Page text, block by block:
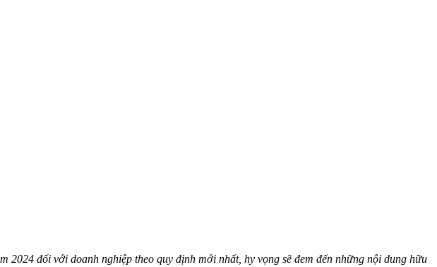
đối với doanh nghiệp theo quy định mới nhất, hy vọng sẽ đem đến những nội dung hữu